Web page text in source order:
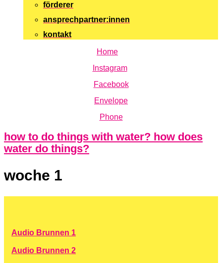
förderer
ansprechpartner:innen
kontakt
Home
Instagram
Facebook
Envelope
Phone
how to do things with water? how does
water do things?
woche 1
Audio Brunnen 1
Audio Brunnen 2